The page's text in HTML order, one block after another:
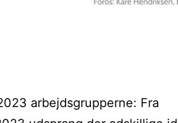
arbejdsgrupperne: Fra